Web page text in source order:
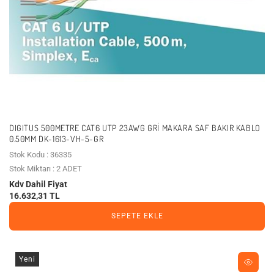
DIGITUS 500METRE CAT6 UTP 23AWG GRI MAKARA SAF BAKIR KABLO
0.50MM DK-1613-VH-5-GR
Stok Kodu : 36335
Stok Miktarı : 2 ADET
Kdv Dahil Fiyat
16.632,31 TL
SEPETE EKLE
Yeni